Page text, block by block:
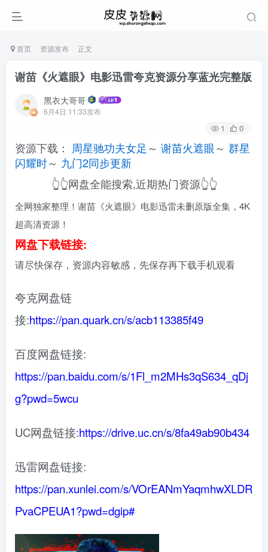
首页 资源发布 正文
谢苗《火遮眼》电影迅雷夸克资源分享蓝光完整版
黑衣大哥哥
6月4日 11:33发布
1 0
资源下载： 周星驰功夫女足 ～ 谢苗火遮眼～ 群星
闪耀时～ 九门2同步更新
👆👆网盘全能搜索,近期热门资源👆👆
全网独家整理！谢苗《火遮眼》电影迅雷未删原版全集，4K
超高清资源！
网盘下载链接:
请尽快保存，资源内容敏感，先保存再下载手机观看
夸克网盘链
接:https://pan.quark.cn/s/acb113385f49
百度网盘链接:
https://pan.baidu.com/s/1Fl_m2MHs3qS634_qDj
g?pwd=5wcu
UC网盘链接:https://drive.uc.cn/s/8fa49ab90b434
迅雷网盘链接:
https://pan.xunlei.com/s/VOrEANmYaqmhwXLDR
PvaCPEUA1?pwd=dgip#